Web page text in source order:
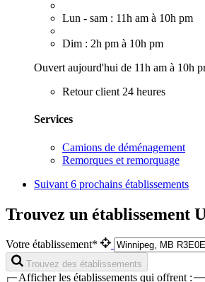
Lun - sam : 11h am à 10h pm
Dim : 2h pm à 10h pm
Ouvert aujourd'hui de 11h am à 10h
Retour client 24 heures
Services
Camions de déménagement
Remorques et remorquage
Suivant 6 prochains établissements
Trouvez un établissement
Votre établissement*
Trouvez des établissements
Afficher les établissements qui offrent :